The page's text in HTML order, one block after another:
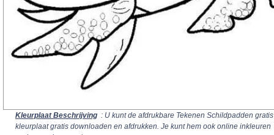
Kleurplaat Beschrijving : U kunt de afdrukbare Tekenen Schildpadden gratis
kleurplaat gratis downloaden en afdrukken. Je kunt hem ook online inkleuren